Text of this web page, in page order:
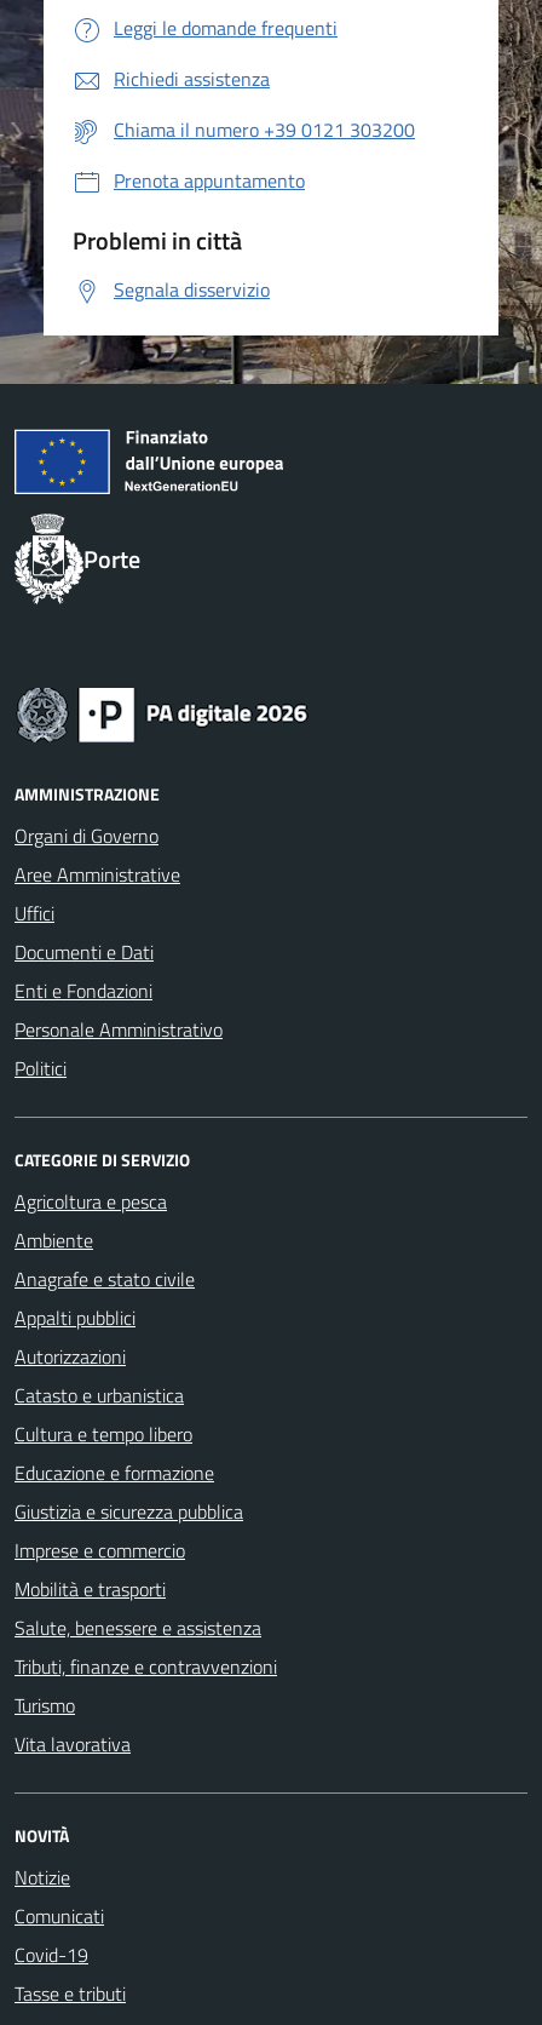
Leggi le domande frequenti
Richiedi assistenza
Chiama il numero +39 0121 303200
Prenota appuntamento
Problemi in città
Segnala disservizio
Porte
AMMINISTRAZIONE
Organi di Governo
Aree Amministrative
Uffici
Documenti e Dati
Enti e Fondazioni
Personale Amministrativo
Politici
CATEGORIE DI SERVIZIO
Agricoltura e pesca
Ambiente
Anagrafe e stato civile
Appalti pubblici
Autorizzazioni
Catasto e urbanistica
Cultura e tempo libero
Educazione e formazione
Giustizia e sicurezza pubblica
Imprese e commercio
Mobilità e trasporti
Salute, benessere e assistenza
Tributi, finanze e contravvenzioni
Turismo
Vita lavorativa
NOVITÀ
Notizie
Comunicati
Covid-19
Tasse e tributi